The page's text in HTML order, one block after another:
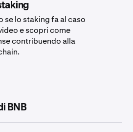
se lo staking fa al caso
e scopri come
contribuendo alla
BNB